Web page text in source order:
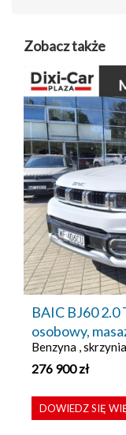
Zobacz także
BAIC BJ60
osobowy,
Benzyna ,
276 900zł
DOWIEDZ SIĘ